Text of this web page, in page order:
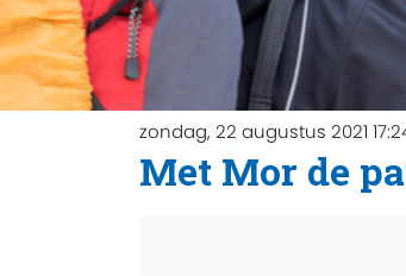
zondag, 22 augustus 2021
Met Mor de